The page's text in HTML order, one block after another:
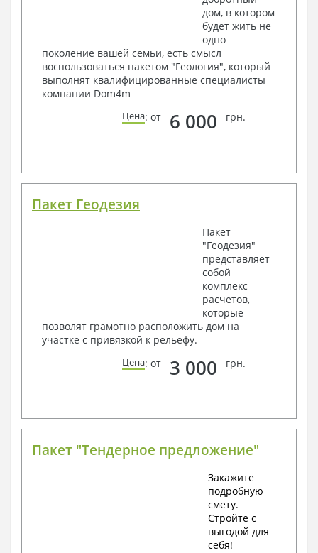
дом, в котором
будет жить не
одно
поколение вашей семьи, есть смысл
воспользоваться пакетом "Геология", который
выполнят квалифицированные специалисты
компании Dom4m
Цена: от 6 000 грн.
Пакет Геодезия
Пакет
"Геодезия"
представляет
собой
комплекс
расчетов,
которые
позволят грамотно расположить дом на
участке с привязкой к рельефу.
Цена: от 3 000 грн.
Пакет "Тендерное предложение"
Закажите
подробную
смету.
Стройте с
выгодой для
себя!